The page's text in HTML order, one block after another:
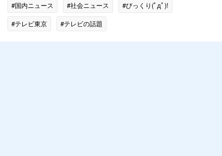
#国内ニュース #社会ニュース
#びっくり(ﾟдﾟ)!
#テレビ東京
#テレビの話題